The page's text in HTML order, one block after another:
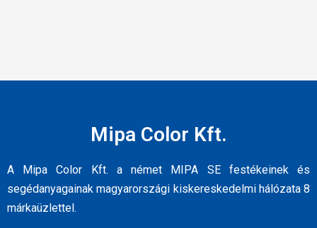
Mipa Color Kft.
A Mipa Color Kft. a német MIPA SE festékeinek és
segédanyagainak magyarországi kiskereskedelmi hálózata 8
márkaüzlettel.